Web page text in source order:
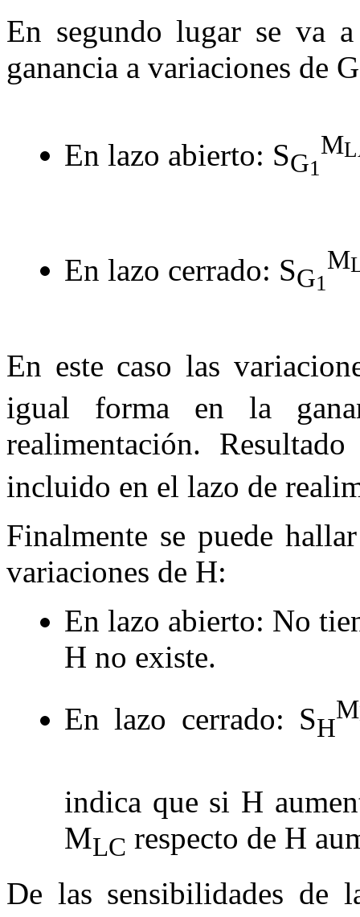
En segundo lugar se va
ganancia a variaciones de G
En lazo abierto: SG1
M
En lazo cerrado: SG1
M
En este caso las
igual forma en la
realimentación.
incluido en el lazo de
Finalmente se puede
variaciones de H:
En lazo abierto: No
H no existe.
En lazo cerrado: SH
M
indica que si H
MLC respecto de H
De las sensibilidades de